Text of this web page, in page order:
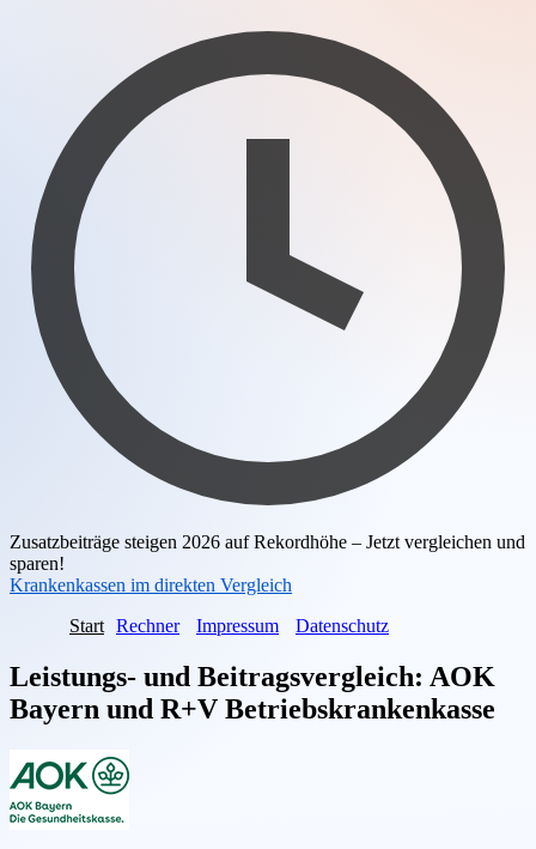
Zusatzbeiträge steigen 2026 auf Rekordhöhe – Jetzt vergleichen und
sparen!
Krankenkassen im direkten Vergleich
Start Rechner Impressum Datenschutz
Leistungs- und Beitragsvergleich: AOK
Bayern und R+V Betriebskrankenkasse